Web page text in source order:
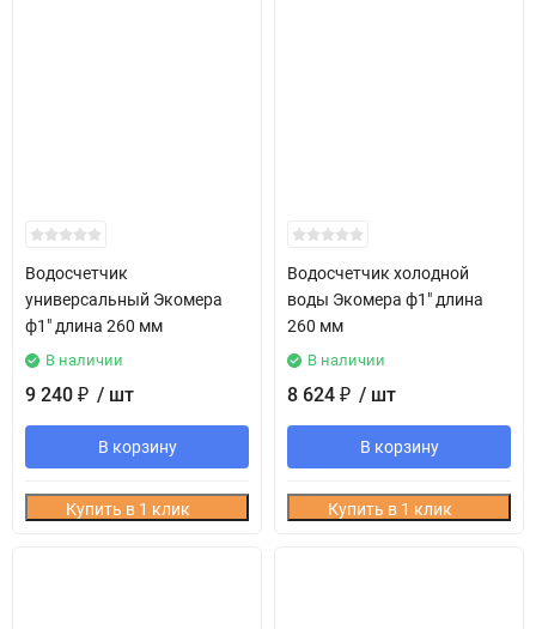
Водосчетчик
универсальный Экомера
ф1" длина 260 мм
В наличии
9 240 ₽ / шт
В корзину
Купить в 1 клик
Водосчетчик холодной
воды Экомера ф1" длина
260 мм
В наличии
8 624 ₽ / шт
В корзину
Купить в 1 клик